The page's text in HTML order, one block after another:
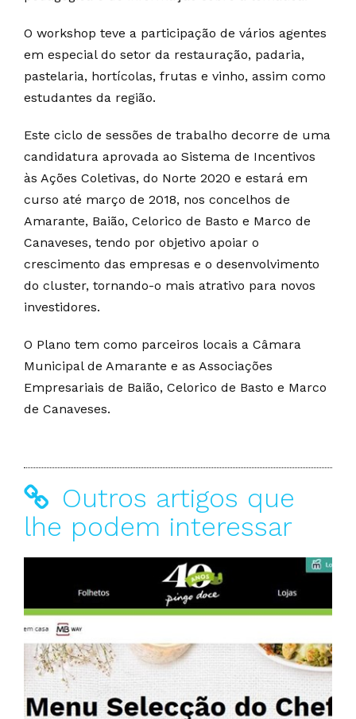
O workshop teve a participação de vários agentes
em especial do setor da restauração, padaria,
pastelaria, hortícolas, frutas e vinho, assim como
estudantes da região.
Este ciclo de sessões de trabalho decorre de uma
candidatura aprovada ao Sistema de Incentivos
às Ações Coletivas, do Norte 2020 e estará em
curso até março de 2018, nos concelhos de
Amarante, Baião, Celorico de Basto e Marco de
Canaveses, tendo por objetivo apoiar o
crescimento das empresas e o desenvolvimento
do cluster, tornando-o mais atrativo para novos
investidores.
O Plano tem como parceiros locais a Câmara
Municipal de Amarante e as Associações
Empresariais de Baião, Celorico de Basto e Marco
de Canaveses.
Outros artigos que
lhe podem interessar